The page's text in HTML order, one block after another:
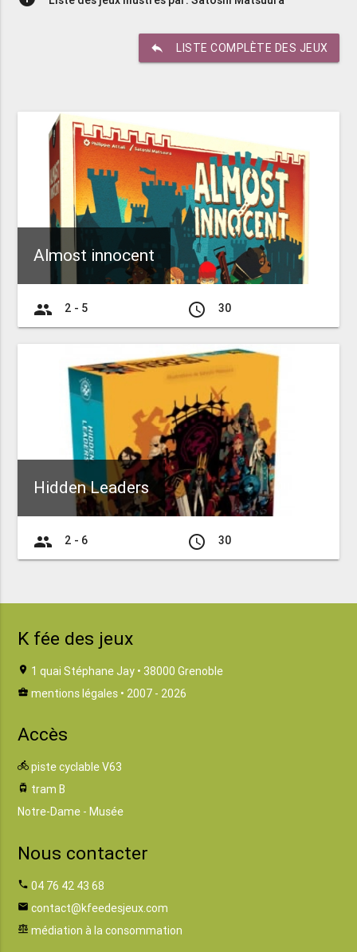
reply LISTE COMPLÈTE DES JEUX
Almost innocent
group 2 - 5 access_time 30
Hidden Leaders
group 2 - 6 access_time 30
K fée des jeux
location_on 1 quai Stéphane Jay • 38000 Grenoble
business_center mentions légales • 2007 - 2026
Accès
directions_bike piste cyclable V63
tram tram B
Notre-Dame - Musée
Nous contacter
phone 04 76 42 43 68
email contact@kfeedesjeux.com
balance médiation à la consommation